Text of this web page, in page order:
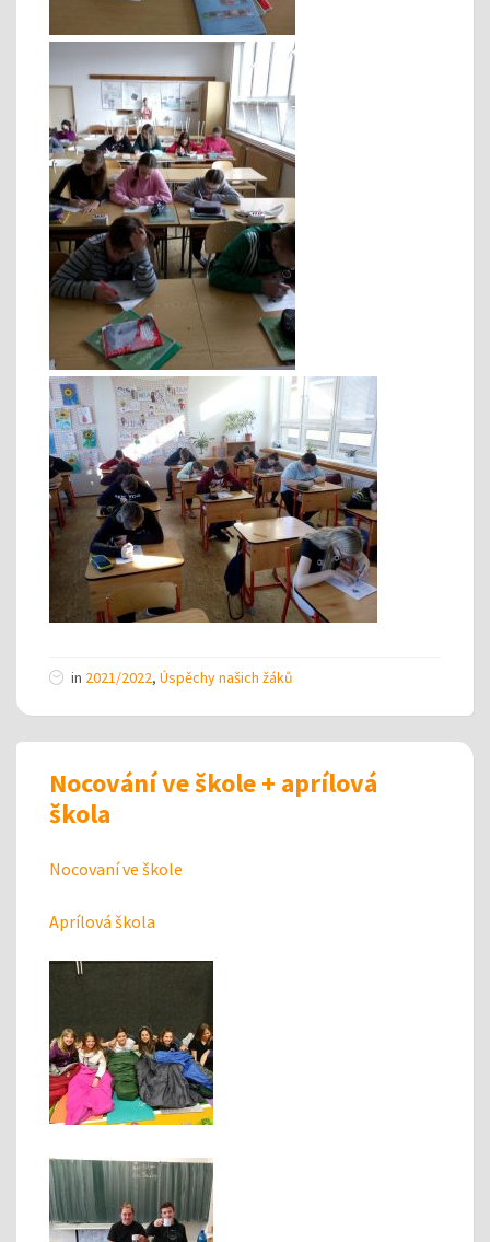
in 2021/2022, Úspěchy našich žáků
Nocování ve škole + aprílová
škola
Nocovaní ve škole
Aprílová škola